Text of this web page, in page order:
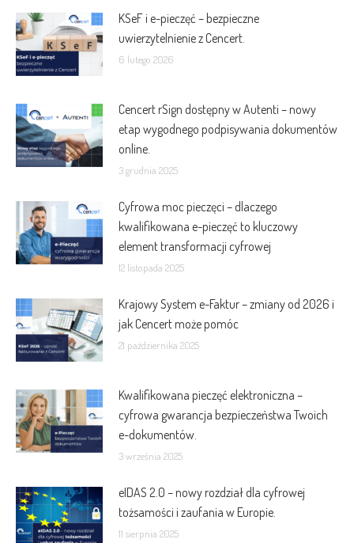
KSeF i e-pieczęć – bezpieczne
uwierzytelnienie z Cencert.
6 lutego 2026
Cencert rSign dostępny w Autenti – nowy
etap wygodnego podpisywania dokumentów
online.
3 grudnia 2025
Cyfrowa moc pieczęci – dlaczego
kwalifikowana e-pieczęć to kluczowy
element transformacji cyfrowej
12 listopada 2025
Krajowy System e-Faktur – zmiany od 2026 i
jak Cencert może pomóc
21 października 2025
Kwalifikowana pieczęć elektroniczna –
cyfrowa gwarancja bezpieczeństwa Twoich
e-dokumentów.
3 września 2025
eIDAS 2.0 – nowy rozdział dla cyfrowej
tożsamości i zaufania w Europie.
11 sierpnia 2025